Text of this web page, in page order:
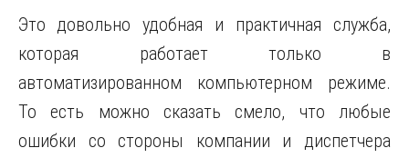
Это довольно удобная и практичная служба,
которая работает только в
автоматизированном компьютерном режиме.
То есть можно сказать смело, что любые
ошибки со стороны компании и диспетчера